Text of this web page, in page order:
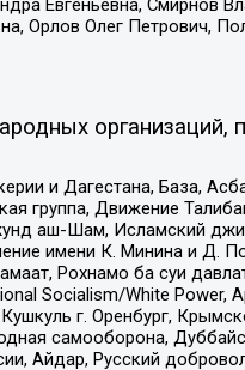
Евгеньевна, Смирнов
Орлов Олег Петрович,
организаций,
и Дагестана, База,
группа, Движение
аш-Шам, Исламский
имени К. Минина и Д.
Рохнамо ба суи
Socialism/White Power,
г. Оренбург,
самооборона,
Айдар, Русский